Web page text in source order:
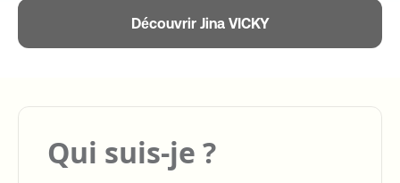
Découvrir Jina VICKY
Qui suis-je ?